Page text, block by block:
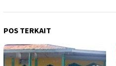
POS TERKAIT